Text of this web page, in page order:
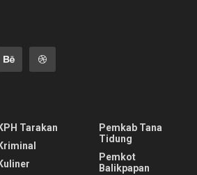
KPH Tarakan
Kriminal
Kuliner
Pemkab Tana
Tidung
Pemkot
Balikpapan